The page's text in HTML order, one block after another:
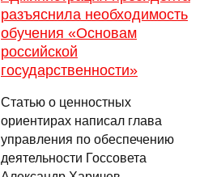
разъяснила необходимость
обучения «Основам
российской
государственности»
Статью о ценностных
ориентирах написал глава
управления по обеспечению
деятельности Госсовета